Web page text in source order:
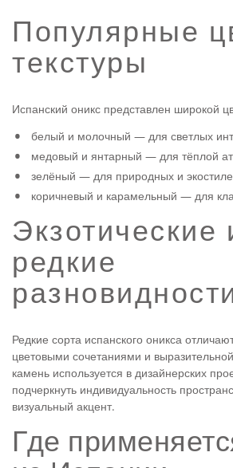
Популярные
текстуры
Испанский оникс представлен широкой
белый и молочный — для светлых
медовый и янтарный — для тёплой
зелёный — для природных и
коричневый и карамельный — для
Экзотические
редкие
Редкие сорта испанского оникса
цветовыми сочетаниями и
камень используется в дизайнерских
подчеркнуть индивидуальность
визуальный акцент.
Где